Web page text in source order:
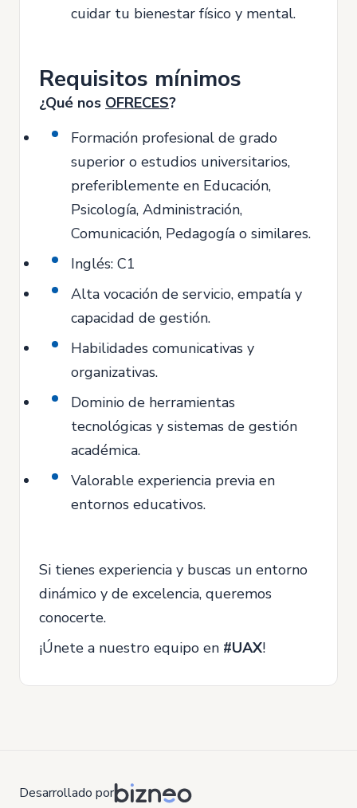
cuidar tu bienestar físico y mental.
Requisitos mínimos
¿Qué nos OFRECES?
Formación profesional de grado
superior o estudios universitarios,
preferiblemente en Educación,
Psicología, Administración,
Comunicación, Pedagogía o similares.
Inglés: C1
Alta vocación de servicio, empatía y
capacidad de gestión.
Habilidades comunicativas y
organizativas.
Dominio de herramientas
tecnológicas y sistemas de gestión
académica.
Valorable experiencia previa en
entornos educativos.
Si tienes experiencia y buscas un entorno
dinámico y de excelencia, queremos
conocerte.
¡Únete a nuestro equipo en #UAX!
Desarrollado por